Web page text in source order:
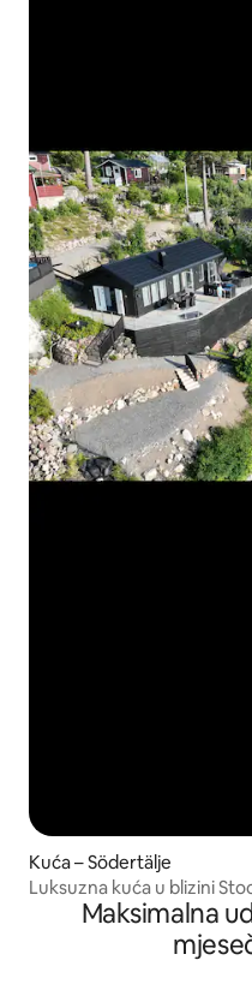
Kuća – Södertälje
Luksuzna kuća u blizini
Maksimalna